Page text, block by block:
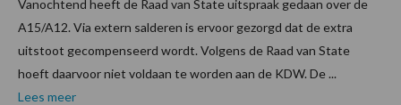
Vanochtend heeft de Raad van State uitspraak gedaan over de
A15/A12. Via extern salderen is ervoor gezorgd dat de extra
uitstoot gecompenseerd wordt. Volgens de Raad van State
hoeft daarvoor niet voldaan te worden aan de KDW. De ...
Lees meer